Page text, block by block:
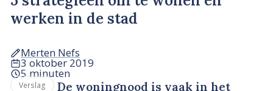
werken in de stad
Merten Nefs
3 oktober 2019
5 minuten
Verslag
De woningnood is vaak in het